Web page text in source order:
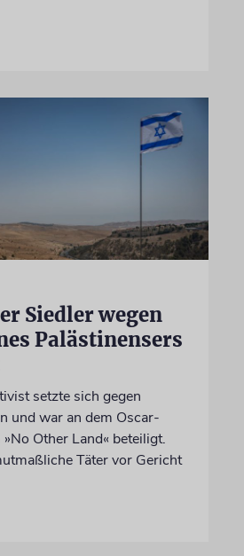
Siedler wegen
Palästinensers
setzte sich gegen
und war an dem Oscar-
Other Land« beteiligt.
Täter vor Gericht